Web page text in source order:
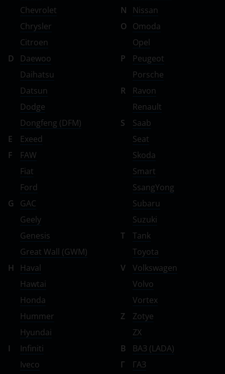
Chevrolet
Chrysler
Citroen
D
Daewoo
Daihatsu
Datsun
Dodge
Dongfeng (DFM)
E
Exeed
F
FAW
Fiat
Ford
G
GAC
Geely
Genesis
Great Wall (GWM)
H
Haval
Hawtai
Honda
Hummer
Hyundai
I
Infiniti
Iveco
N
Nissan
O
Omoda
Opel
P
Peugeot
Porsche
R
Ravon
Renault
S
Saab
Seat
Skoda
Smart
SsangYong
Subaru
Suzuki
T
Tank
Toyota
V
Volkswagen
Volvo
Vortex
Z
Zotye
ZX
В
ВАЗ (LADA)
Г
ГАЗ